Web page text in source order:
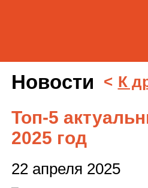
Новости < К
Топ-5
2025 год
22 апреля 2025